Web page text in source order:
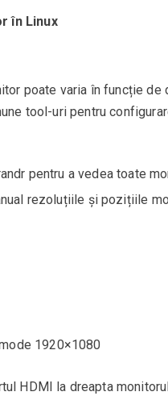
în Linux
poate varia în funcție de
tool-uri pentru
pentru a vedea toate
rezoluțiile și pozițiile
1920×1080
HDMI la dreapta